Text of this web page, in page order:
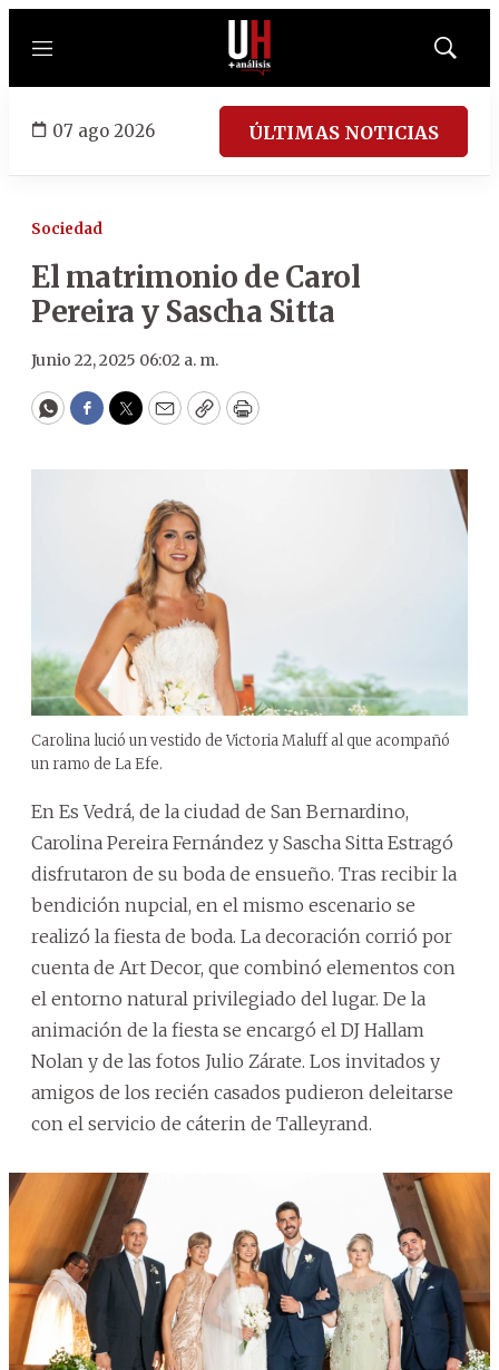
Menú
Mostrar
07 ago 2026 ÚLTIMAS NOTICIAS
Sociedad
El matrimonio de Carol
Pereira y Sascha Sitta
Junio 22, 2025 06:02 a. m.
WhatsApp
Facebook
Twitter
EmailCopyPrint
Carolina lució un vestido de Victoria Maluff al que acompañó
un ramo de La Efe.
En Es Vedrá, de la ciudad de San Bernardino,
Carolina Pereira Fernández y Sascha Sitta Estragó
disfrutaron de su boda de ensueño. Tras recibir la
bendición nupcial, en el mismo escenario se
realizó la fiesta de boda. La decoración corrió por
cuenta de Art Decor, que combinó elementos con
el entorno natural privilegiado del lugar. De la
animación de la fiesta se encargó el DJ Hallam
Nolan y de las fotos Julio Zárate. Los invitados y
amigos de los recién casados pudieron deleitarse
con el servicio de cáterin de Talleyrand.